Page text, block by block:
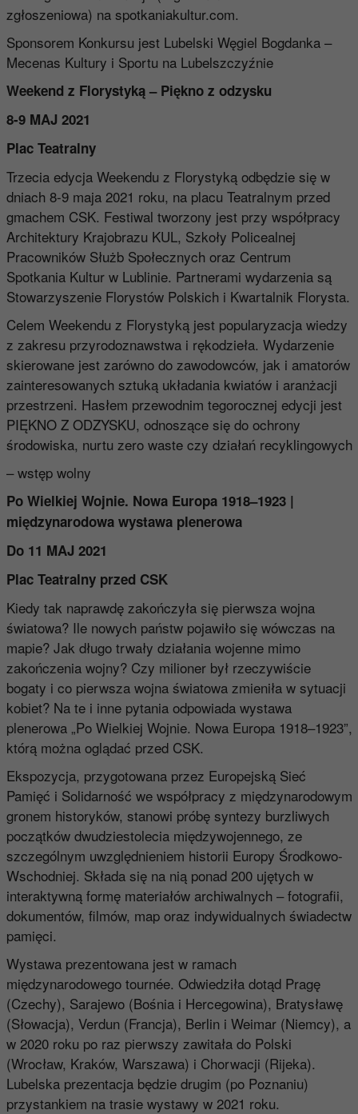
zgłoszeniowa) na spotkaniakultur.com.
Sponsorem Konkursu jest Lubelski Węgiel Bogdanka –
Mecenas Kultury i Sportu na Lubelszczyźnie
Weekend z Florystyką – Piękno z odzysku
8-9 MAJ 2021
Plac Teatralny
Trzecia edycja Weekendu z Florystyką odbędzie się w
dniach 8-9 maja 2021 roku, na placu Teatralnym przed
gmachem CSK. Festiwal tworzony jest przy współpracy
Architektury Krajobrazu KUL, Szkoły Policealnej
Pracowników Służb Społecznych oraz Centrum
Spotkania Kultur w Lublinie. Partnerami wydarzenia są
Stowarzyszenie Florystów Polskich i Kwartalnik Florysta.
Celem Weekendu z Florystyką jest popularyzacja wiedzy
z zakresu przyrodoznawstwa i rękodzieła. Wydarzenie
skierowane jest zarówno do zawodowców, jak i amatorów
zainteresowanych sztuką układania kwiatów i aranżacji
przestrzeni. Hasłem przewodnim tegorocznej edycji jest
PIĘKNO Z ODZYSKU, odnoszące się do ochrony
środowiska, nurtu zero waste czy działań recyklingowych
– wstęp wolny
Po Wielkiej Wojnie. Nowa Europa 1918–1923 |
międzynarodowa wystawa plenerowa
Do 11 MAJ 2021
Plac Teatralny przed CSK
Kiedy tak naprawdę zakończyła się pierwsza wojna
światowa? Ile nowych państw pojawiło się wówczas na
mapie? Jak długo trwały działania wojenne mimo
zakończenia wojny? Czy milioner był rzeczywiście
bogaty i co pierwsza wojna światowa zmieniła w sytuacji
kobiet? Na te i inne pytania odpowiada wystawa
plenerowa „Po Wielkiej Wojnie. Nowa Europa 1918–1923”,
którą można oglądać przed CSK.
Ekspozycja, przygotowana przez Europejską Sieć
Pamięć i Solidarność we współpracy z międzynarodowym
gronem historyków, stanowi próbę syntezy burzliwych
początków dwudziestolecia międzywojennego, ze
szczególnym uwzględnieniem historii Europy Środkowo-
Wschodniej. Składa się na nią ponad 200 ujętych w
interaktywną formę materiałów archiwalnych – fotografii,
dokumentów, filmów, map oraz indywidualnych świadectw
pamięci.
Wystawa prezentowana jest w ramach
międzynarodowego tournée. Odwiedziła dotąd Pragę
(Czechy), Sarajewo (Bośnia i Hercegowina), Bratysławę
(Słowacja), Verdun (Francja), Berlin i Weimar (Niemcy), a
w 2020 roku po raz pierwszy zawitała do Polski
(Wrocław, Kraków, Warszawa) i Chorwacji (Rijeka).
Lubelska prezentacja będzie drugim (po Poznaniu)
przystankiem na trasie wystawy w 2021 roku.